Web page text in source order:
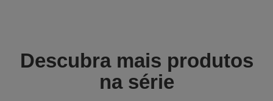
Descubra mais produtos
na série